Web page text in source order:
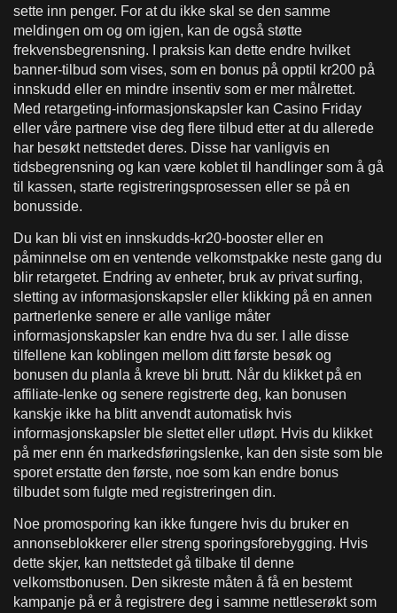
sette inn penger. For at du ikke skal se den samme
meldingen om og om igjen, kan de også støtte
frekvensbegrensning. I praksis kan dette endre hvilket
banner-tilbud som vises, som en bonus på opptil kr200 på
innskudd eller en mindre insentiv som er mer målrettet.
Med retargeting-informasjonskapsler kan Casino Friday
eller våre partnere vise deg flere tilbud etter at du allerede
har besøkt nettstedet deres. Disse har vanligvis en
tidsbegrensning og kan være koblet til handlinger som å gå
til kassen, starte registreringsprosessen eller se på en
bonusside.
Du kan bli vist en innskudds-kr20-booster eller en
påminnelse om en ventende velkomstpakke neste gang du
blir retargetet. Endring av enheter, bruk av privat surfing,
sletting av informasjonskapsler eller klikking på en annen
partnerlenke senere er alle vanlige måter
informasjonskapsler kan endre hva du ser. I alle disse
tilfellene kan koblingen mellom ditt første besøk og
bonusen du planla å kreve bli brutt. Når du klikket på en
affiliate-lenke og senere registrerte deg, kan bonusen
kanskje ikke ha blitt anvendt automatisk hvis
informasjonskapsler ble slettet eller utløpt. Hvis du klikket
på mer enn én markedsføringslenke, kan den siste som ble
sporet erstatte den første, noe som kan endre bonus
tilbudet som fulgte med registreringen din.
Noe promosporing kan ikke fungere hvis du bruker en
annonseblokkerer eller streng sporingsforebygging. Hvis
dette skjer, kan nettstedet gå tilbake til denne
velkomstbonusen. Den sikreste måten å få en bestemt
kampanje på er å registrere deg i samme nettleserøkt som